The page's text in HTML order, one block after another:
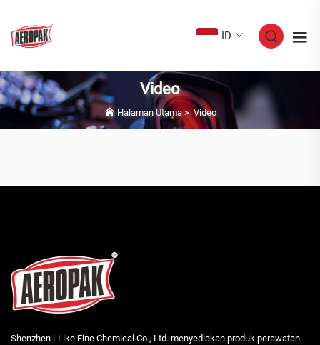
ID
Video
Halaman Utama>Video
Shenzhen i-Like Fine Chemical Co., Ltd. menyediakan produk perawatan